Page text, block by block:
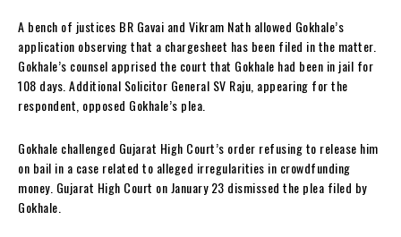
A bench of justices BR Gavai and Vikram Nath allowed Gokhale’s
application observing that a chargesheet has been filed in the matter.
Gokhale’s counsel apprised the court that Gokhale had been in jail for
108 days. Additional Solicitor General SV Raju, appearing for the
respondent, opposed Gokhale’s plea.
Gokhale challenged Gujarat High Court’s order refusing to release him
on bail in a case related to alleged irregularities in crowdfunding
money. Gujarat High Court on January 23 dismissed the plea filed by
Gokhale.